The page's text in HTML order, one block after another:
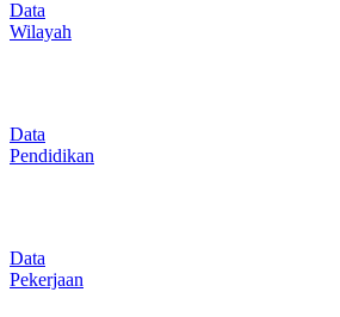
Data
Wilayah
Data
Pendidikan
Data
Pekerjaan